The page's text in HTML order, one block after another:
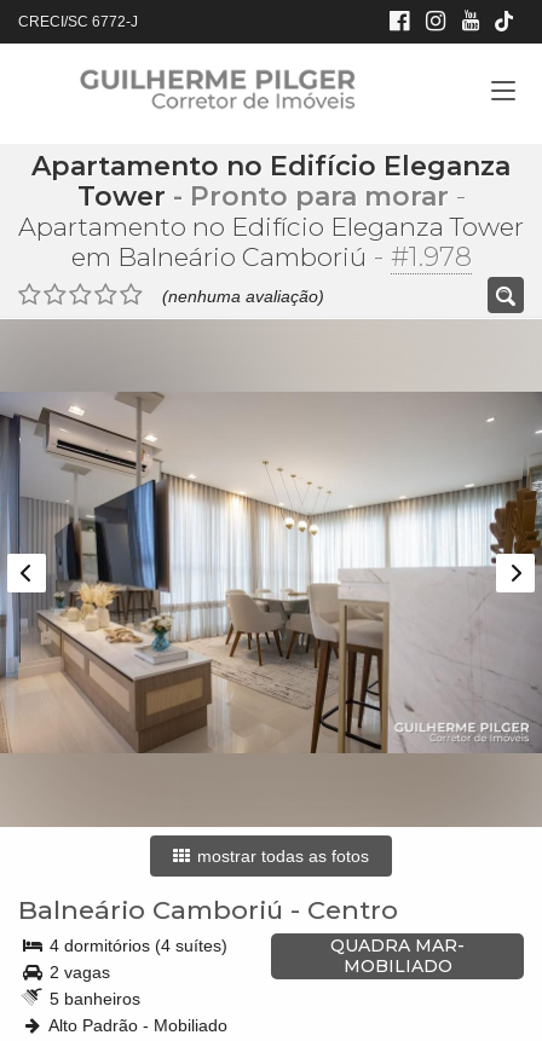
CRECI/SC 6772-J
Apartamento no Edifício Eleganza
Tower - Pronto para morar -
Apartamento no Edifício Eleganza Tower
em Balneário Camboriú - #1.978
(nenhuma avaliação)
mostrar todas as fotos
Balneário Camboriú - Centro
QUADRA MAR-
MOBILIADO
4 dormitórios (4 suítes)
2 vagas
5 banheiros
Alto Padrão - Mobiliado